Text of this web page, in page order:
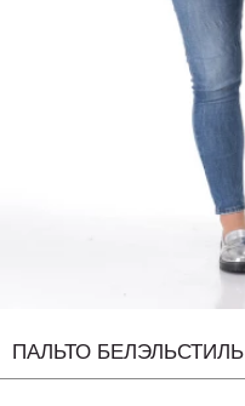
ПАЛЬТО БЕЛЭЛЬСТИЛЬ